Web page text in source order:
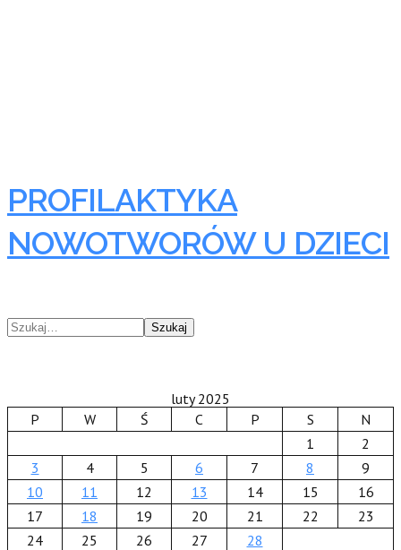
PROFILAKTYKA
NOWOTWORÓW U DZIECI
Szukaj
luty 2025
P
W Ś C P S
N
1
2
3
4 5 6 7 8
9
10
11 12 13 14 15
16
17
18 19 20 21 22
23
24
25 26 27
28